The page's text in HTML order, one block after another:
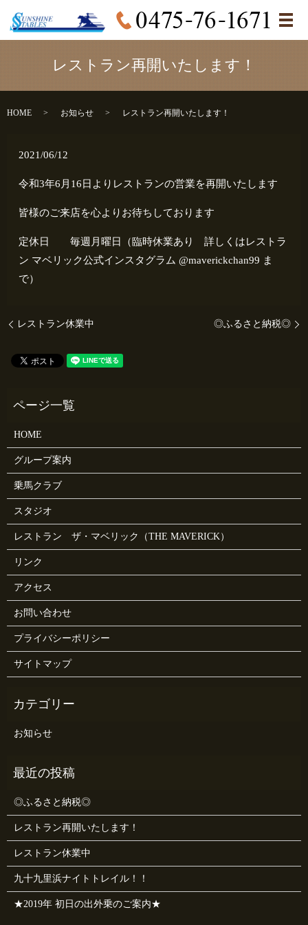
メ
レストラン再開いたします！
HOME お知らせ レストラン再開いたします！
2021/06/12
令和3年6月16日よりレストランの営業を再開いたします
皆様のご来店を心よりお待ちしております
定休日 毎週月曜日（臨時休業あり 詳しくはレストラ
ン マベリック公式インスタグラム @maverickchan99 ま
で）
レストラン休業中 ◎ふるさと納税◎
HOME
グループ案内
乗馬クラブ
スタジオ
レストラン ザ・マベリック（THE MAVERICK）
リンク
アクセス
お問い合わせ
プライバシーポリシー
サイトマップ
お知らせ
◎ふるさと納税◎
レストラン再開いたします！
レストラン休業中
九十九里浜ナイトトレイル！！
★2019年 初日の出外乗のご案内★